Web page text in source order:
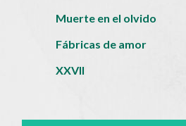
Muerte en el olvido
Fábricas de amor
XXVII